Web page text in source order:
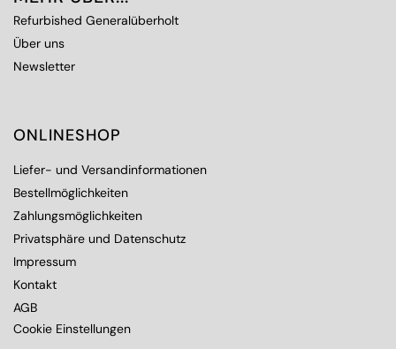
Refurbished Generalüberholt
Über uns
Newsletter
ONLINESHOP
Liefer- und Versandinformationen
Bestellmöglichkeiten
Zahlungsmöglichkeiten
Privatsphäre und Datenschutz
Impressum
Kontakt
AGB
Cookie Einstellungen